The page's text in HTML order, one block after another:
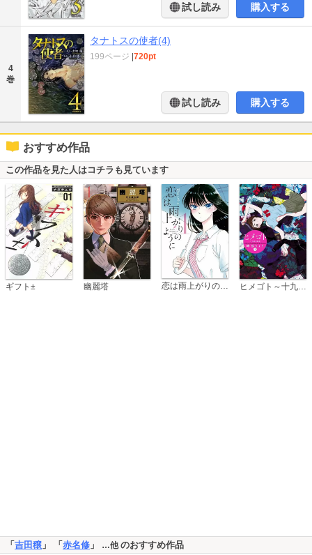
試し読み 購入する
4
巻
タナトスの使者(4)
199ページ |720pt
試し読み 購入する
おすすめ作品
この作品を見た人はコチラも見ています
ギフト± 幽麗塔 恋は雨上がりのように
「吉田穣 」 「赤名修 」 …他のおすすめ作品